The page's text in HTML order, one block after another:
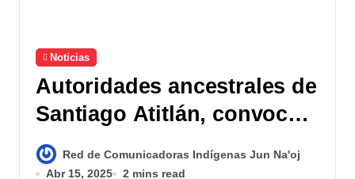
Noticias
Autoridades ancestrales de
Santiago Atitlán, convocan
Cabildo Abierto para
atender problemáticas
Red de Comunicadoras Indígenas Jun Na'oj
Abr 15, 2025
2 mins read